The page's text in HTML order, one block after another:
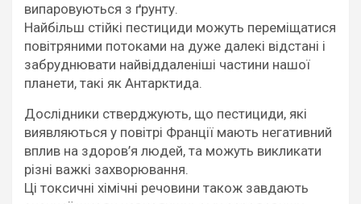
випаровуються з ґрунту.
Найбільш стійкі пестициди можуть переміщатися
повітряними потоками на дуже далекі відстані і
забруднювати найвіддаленіші частини нашої
планети, такі як Антарктида.
Дослідники стверджують, що пестициди, які
виявляються у повітрі Франції мають негативний
вплив на здоров’я людей, та можуть викликати
різні важкі захворювання.
Ці токсичні хімічні речовини також завдають